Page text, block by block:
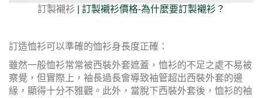
訂製襯衫 | 訂製襯衫價格-為什麼要訂製襯衫？
訂造恤衫可以準確的恤衫身長度正確：
雖然一般恤衫常常被西裝外套遮蓋，恤衫的不足之處不易被
察覺，但實際上，袖長過長會導致袖管超出西裝外套的邊
緣，顯得十分不雅觀。此外，當脫下西裝外套後，恤衫的袖